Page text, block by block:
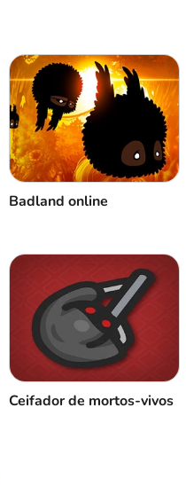
Cancelar
Badland online
Ceifador de mortos-vivos